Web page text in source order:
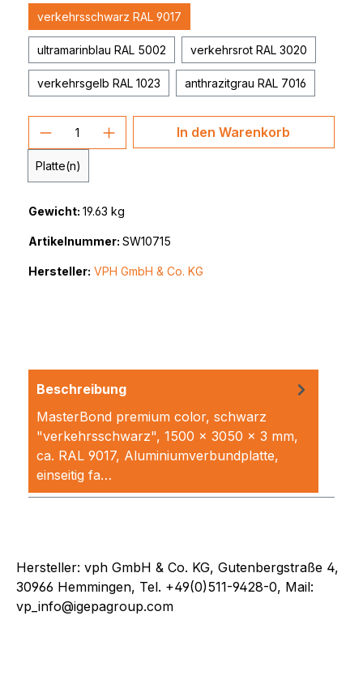
verkehrsschwarz RAL 9017
ultramarinblau RAL 5002 verkehrsrot RAL 3020
verkehrsgelb RAL 1023 anthrazitgrau RAL 7016
Produkt Anzahl: Gib den
Platte(n)
In den Warenkorb
Gewicht: 19.63 kg
Artikelnummer: SW10715
Hersteller: VPH GmbH & Co. KG
Beschreibung
MasterBond premium color, schwarz
"verkehrsschwarz", 1500 x 3050 x 3 mm,
ca. RAL 9017, Aluminiumverbundplatte,
einseitig fa…
Hersteller: vph GmbH & Co. KG, Gutenbergstraße 4,
30966 Hemmingen, Tel. +49(0)511-9428-0, Mail:
vp_info@igepagroup.com